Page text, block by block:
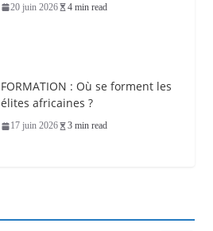
20 juin 2026 4 min read
FORMATION : Où se forment les
élites africaines ?
17 juin 2026 3 min read